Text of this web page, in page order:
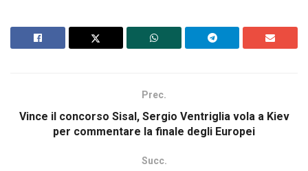
Prec.
Vince il concorso Sisal, Sergio Ventriglia vola a Kiev
per commentare la finale degli Europei
Succ.